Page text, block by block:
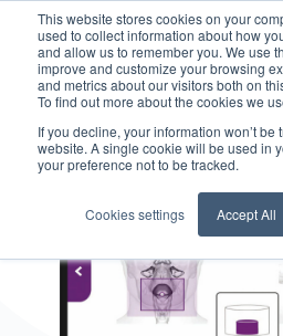
This website stores cookies on your
used to collect information about how
and allow us to remember you. We use
improve and customize your browsing
and metrics about our visitors both on
To find out more about the cookies we
If you decline, your information won’t
website. A single cookie will be used in
your preference not to be tracked.
Cookies settings Accept All